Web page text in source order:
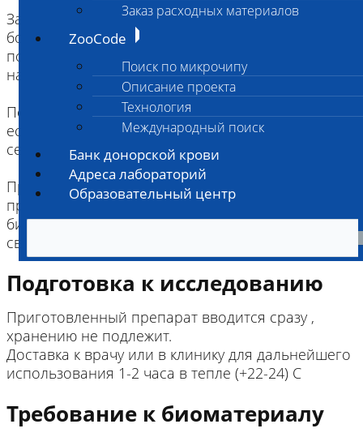
Заказ расходных материалов
ZooCode
Поиск по микрочипу
Описание проекта
Технология
Международный поиск
Банк донорской крови
Адреса лабораторий
Образовательный центр
За сутки до процедуры обеспечить пациенту
большое количество жидкости. Животных,
потребляющих мало воды, возможно, придется
напоить насильно.
Получить предварительную консультацию врача,
если имеются болезни крови и
сердечнососудистой системы.
Провести необходимые анализы крови перед
процедурой (общий анализ крови,
биохимия, ACT-Vet ube (активир.время
свертывания).
Подготовка к исследованию
Приготовленный препарат вводится сразу ,
хранению не подлежит.
Доставка к врачу или в клинику для дальнейшего
использования 1-2 часа в тепле (+22-24) С
Требование к биоматериалу